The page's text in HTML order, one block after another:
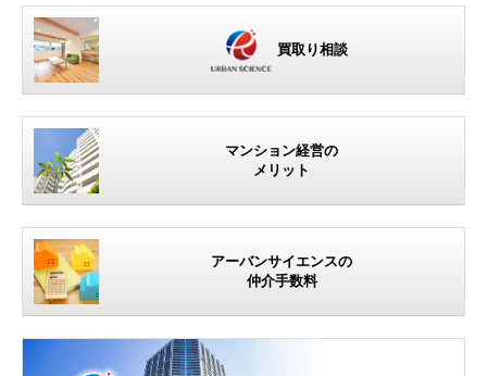
買取り相談
マンション経営の
メリット
アーバンサイエンスの
仲介手数料